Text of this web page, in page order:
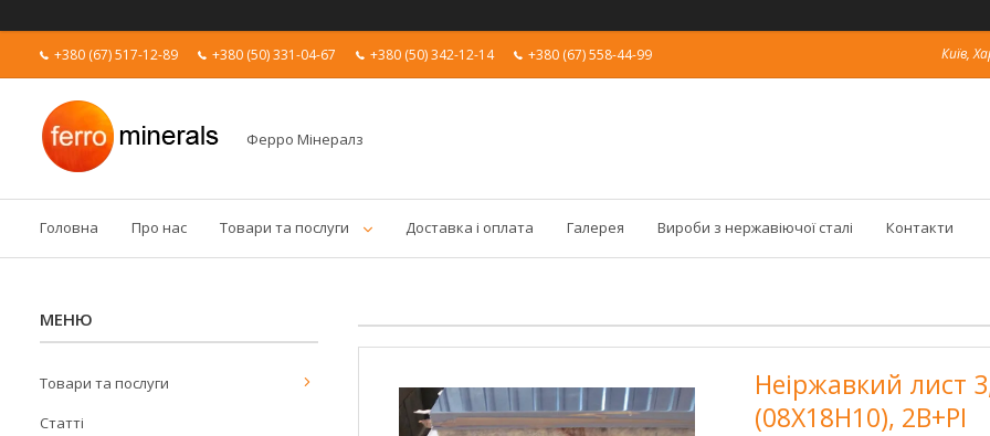
+380 (67) 517-12-89 +380 (50) 331-04-67 +380 (50) 342-12-14 +380 (67) 558-44-99 Київ,
Ферро Мінералз
Головна Про нас Товари та послуги Доставка і оплата Галерея Вироби з нержавіючої сталі Контакти
Неіржавкий лист
(08X18H10), 2В+РІ
Товари та послуги
Статті